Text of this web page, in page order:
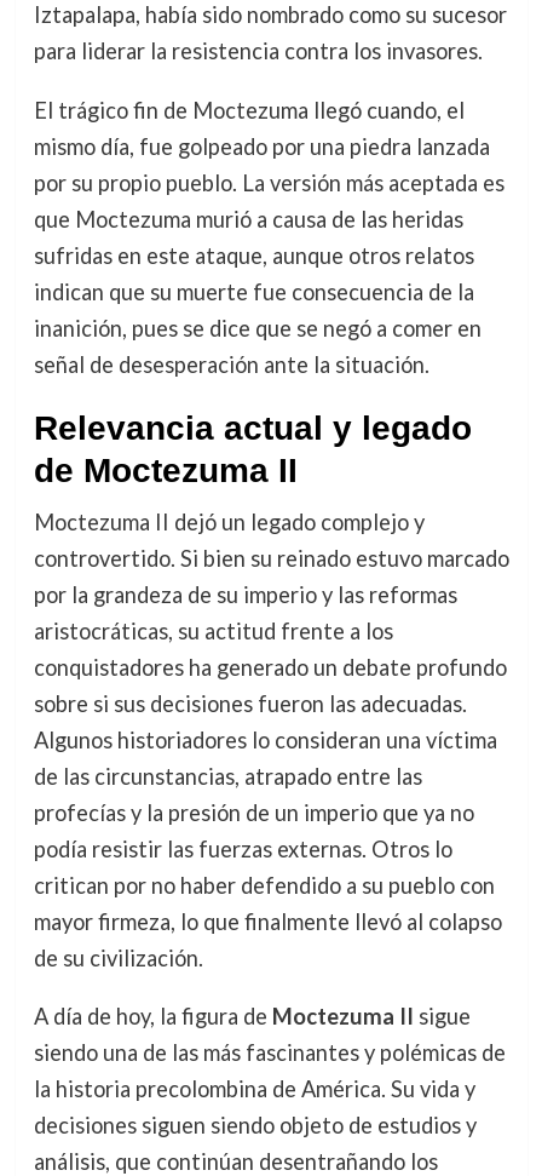
Iztapalapa, había sido nombrado como su sucesor
para liderar la resistencia contra los invasores.
El trágico fin de Moctezuma llegó cuando, el
mismo día, fue golpeado por una piedra lanzada
por su propio pueblo. La versión más aceptada es
que Moctezuma murió a causa de las heridas
sufridas en este ataque, aunque otros relatos
indican que su muerte fue consecuencia de la
inanición, pues se dice que se negó a comer en
señal de desesperación ante la situación.
Relevancia actual y legado
de Moctezuma II
Moctezuma II dejó un legado complejo y
controvertido. Si bien su reinado estuvo marcado
por la grandeza de su imperio y las reformas
aristocráticas, su actitud frente a los
conquistadores ha generado un debate profundo
sobre si sus decisiones fueron las adecuadas.
Algunos historiadores lo consideran una víctima
de las circunstancias, atrapado entre las
profecías y la presión de un imperio que ya no
podía resistir las fuerzas externas. Otros lo
critican por no haber defendido a su pueblo con
mayor firmeza, lo que finalmente llevó al colapso
de su civilización.
A día de hoy, la figura de Moctezuma II sigue
siendo una de las más fascinantes y polémicas de
la historia precolombina de América. Su vida y
decisiones siguen siendo objeto de estudios y
análisis, que continúan desentrañando los